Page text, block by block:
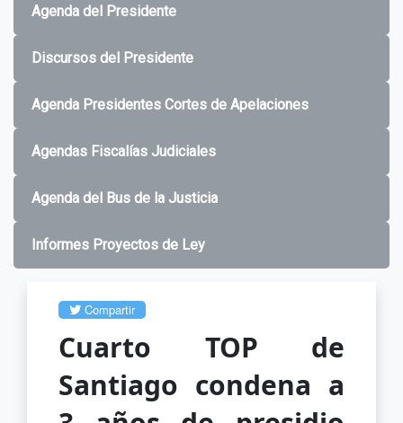
Agenda del Presidente
Discursos del Presidente
Agenda Presidentes Cortes de Apelaciones
Agendas Fiscalías Judiciales
Agenda del Bus de la Justicia
Informes Proyectos de Ley
Compartir
Cuarto TOP de
Santiago condena a